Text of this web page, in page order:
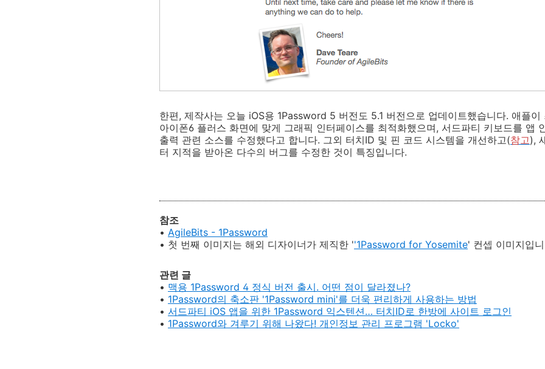
한편, 제작사는 오늘 iOS용 1Password 5 버전도 5.1 버전으로 업데이트했습니다. 애플
아이폰6 플러스 화면에 맞게 그래픽 인터페이스를 최적화했으며, 서드파티 키보드를 앱
출력 관련 소스를 수정했다고 합니다. 그외 터치ID 및 핀 코드 시스템을 개선하고(참고),
터 지적을 받아온 다수의 버그를 수정한 것이 특징입니다.
참조
• AgileBits - 1Password
• 첫 번째 이미지는 해외 디자이너가 제직한 ''1Password for Yosemite' 컨셉 이미지입
관련 글
• 맥용 1Password 4 정식 버전 출시. 어떤 점이 달라졌나?
• 1Password의 축소판 '1Password mini'를 더욱 편리하게 사용하는 방법
• 서드파티 iOS 앱을 위한 1Password 익스텐션… 터치ID로 한방에 사이트 로그인
• 1Password와 겨루기 위해 나왔다! 개인정보 관리 프로그램 'Locko'